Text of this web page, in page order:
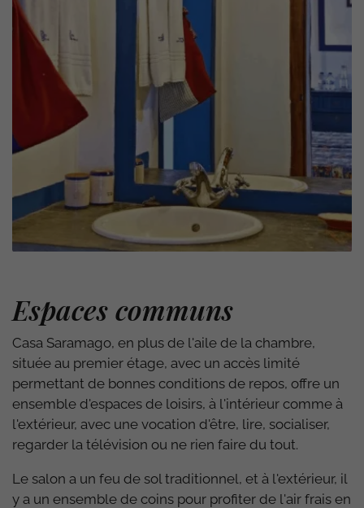
Espaces communs
Casa Saramago, en plus de l'aile de la chambre,
située au premier étage, avec un accès limité
permettant de bonnes conditions de repos, offre un
ensemble d'espaces de loisirs, à l'intérieur comme à
l'extérieur, avec une vocation d'être, lire, socialiser,
regarder la télévision ou ne rien faire du tout.
Le salon a un feu de sol traditionnel, et à l'extérieur, il
y a un ensemble de coins pour profiter de l'air frais en